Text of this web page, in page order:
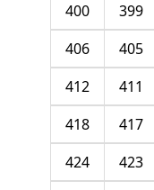
399
400
405
406
411
412
417
418
423
424